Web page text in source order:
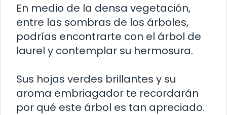
En medio de la densa vegetación,
entre las sombras de los árboles,
podrías encontrarte con el árbol de
laurel y contemplar su hermosura.
Sus hojas verdes brillantes y su
aroma embriagador te recordarán
por qué este árbol es tan apreciado.